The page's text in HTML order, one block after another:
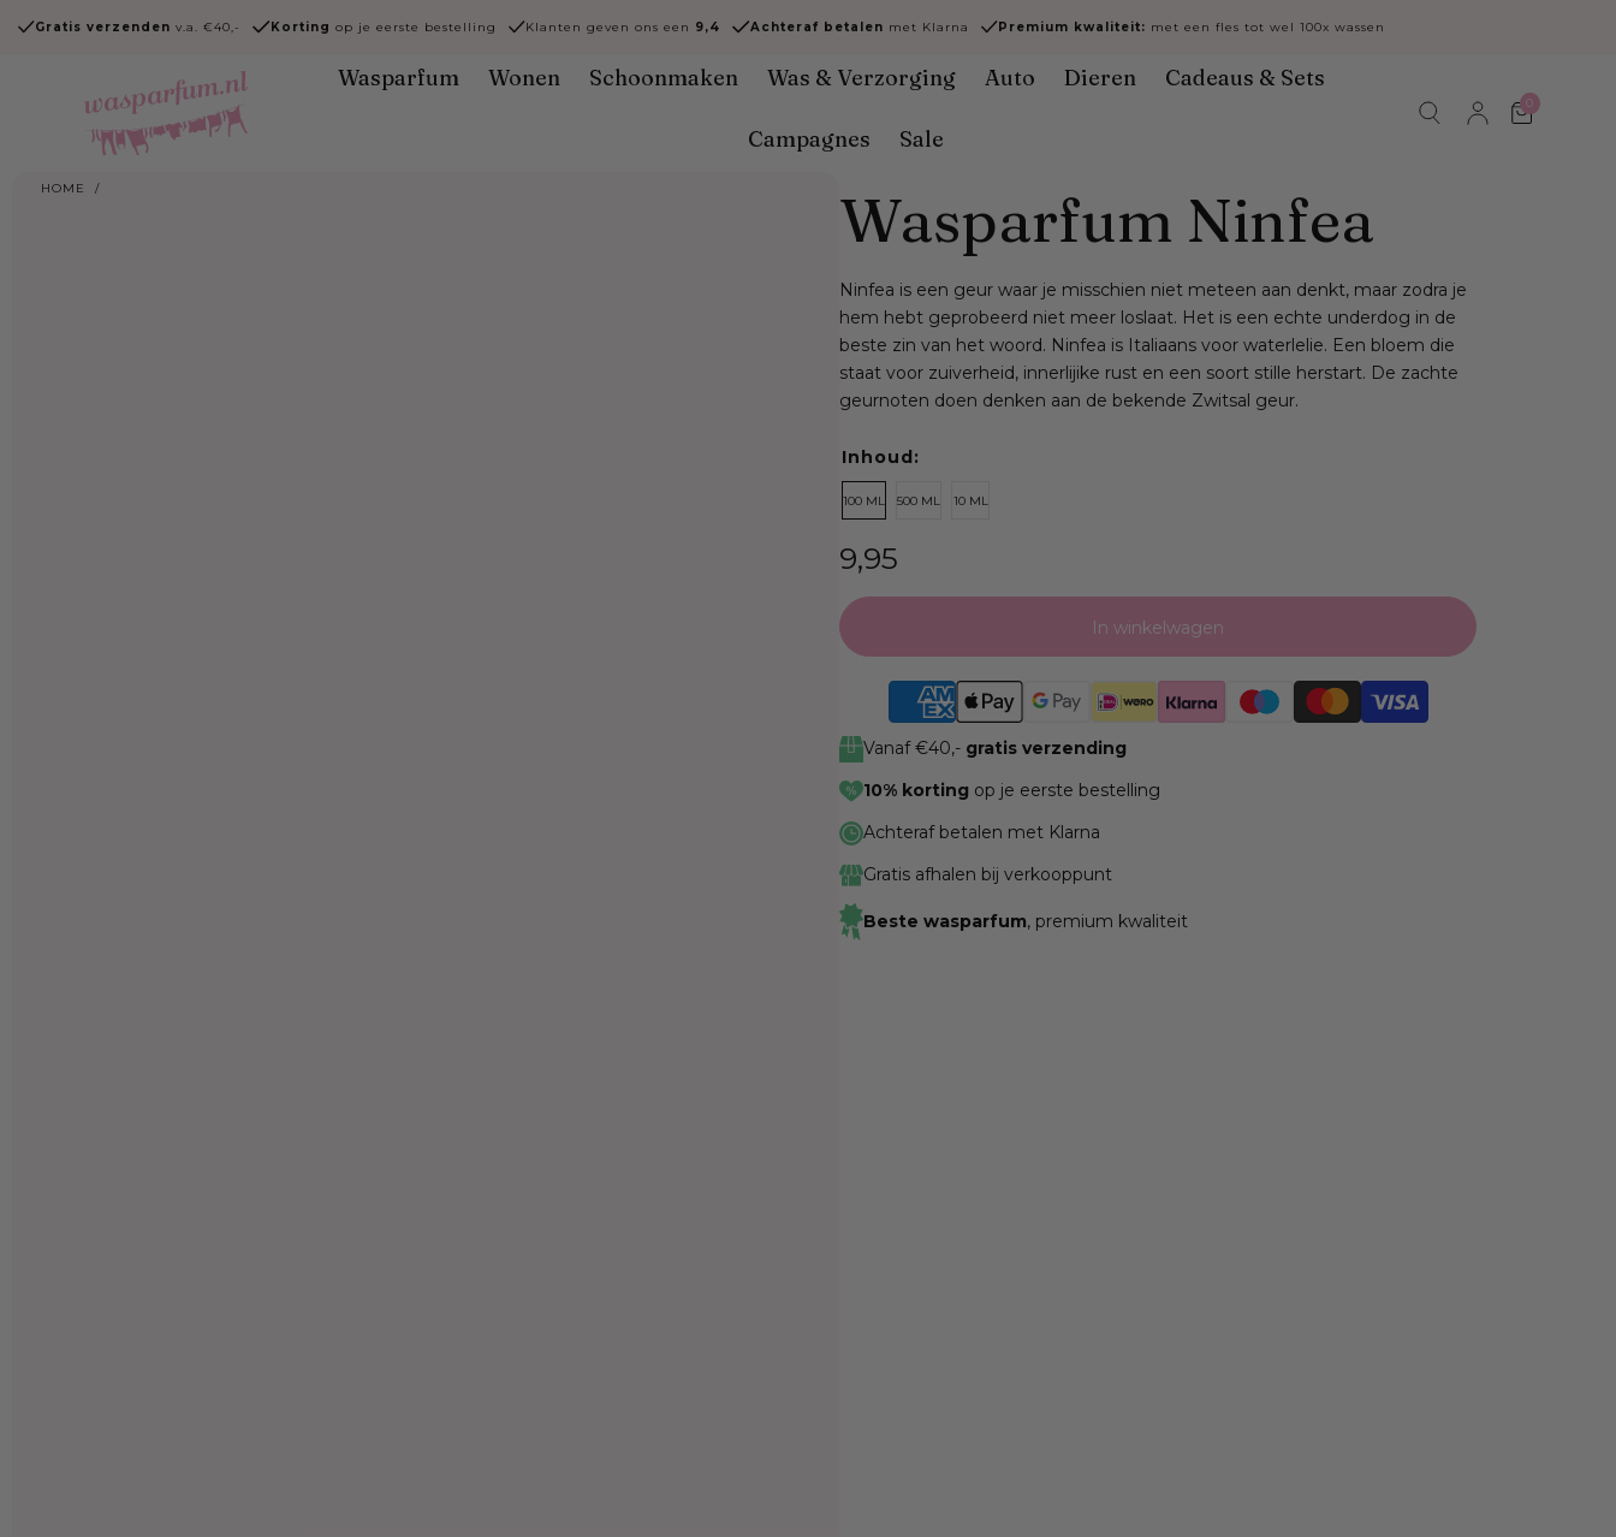
Ga naar
Gratis verzenden v.a. €40,- Korting op je eerste bestelling Klanten geven ons een 9,4 Achteraf betalen met Klarna Premium kwaliteit: met een fles tot wel 100x wassen
Wasparfum Wonen Schoonmaken Was & Verzorging Auto Dieren Cadeaus & Sets
Campagnes Sale
0
HOME / Wasparfum Ninfea
Ninfea is een geur waar je misschien niet meteen aan denkt, maar zodra je
hem hebt geprobeerd niet meer loslaat. Het is een echte underdog in de
beste zin van het woord. Ninfea is Italiaans voor waterlelie. Een bloem die
staat voor zuiverheid, innerlijike rust en een soort stille herstart. De zachte
geurnoten doen denken aan de bekende Zwitsal geur.
Inhoud:
100 ML 500 ML 10 ML
Normale
prijs
9,95
In winkelwagen
Vanaf €40,- gratis verzending
10% korting op je eerste bestelling
Achteraf betalen met Klarna
Gratis afhalen bij verkooppunt
Beste wasparfum, premium kwaliteit